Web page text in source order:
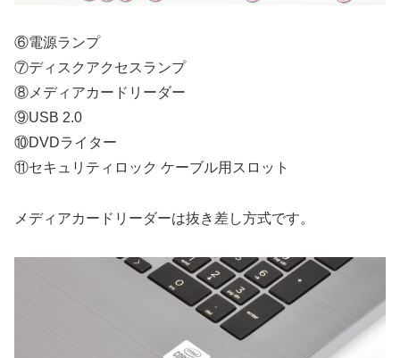
⑥電源ランプ
⑦ディスクアクセスランプ
⑧メディアカードリーダー
⑨USB 2.0
⑩DVDライター
⑪セキュリティロック ケーブル用スロット
メディアカードリーダーは抜き差し方式です。